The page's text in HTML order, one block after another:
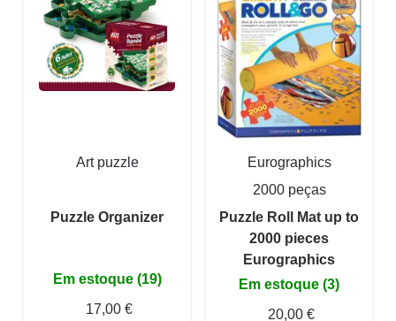
Art puzzle
Puzzle Organizer
Em estoque (19)
17,00 €
Eurographics
2000 peças
Puzzle Roll Mat up to
2000 pieces
Eurographics
Em estoque (3)
20,00 €